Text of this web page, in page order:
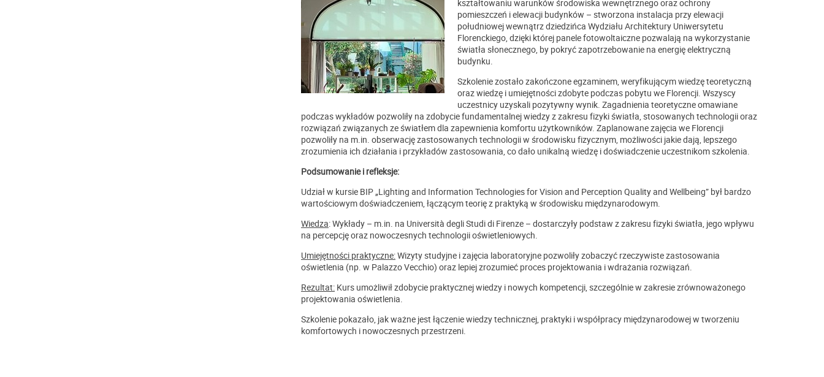
kształtowaniu warunków środowiska wewnętrznego oraz ochrony
pomieszczeń i elewacji budynków – stworzona instalacja przy elewacji
południowej wewnątrz dziedzińca Wydziału Architektury Uniwersytetu
Florenckiego, dzięki której panele fotowoltaiczne pozwalają na wykorzystanie
światła słonecznego, by pokryć zapotrzebowanie na energię elektryczną
budynku.
Szkolenie zostało zakończone egzaminem, weryfikującym wiedzę teoretyczną
oraz wiedzę i umiejętności zdobyte podczas pobytu we Florencji. Wszyscy
uczestnicy uzyskali pozytywny wynik. Zagadnienia teoretyczne omawiane
podczas wykładów pozwoliły na zdobycie fundamentalnej wiedzy z zakresu fizyki światła, stosowanych technologii oraz
rozwiązań związanych ze światłem dla zapewnienia komfortu użytkowników. Zaplanowane zajęcia we Florencji
pozwoliły na m.in. obserwację zastosowanych technologii w środowisku fizycznym, możliwości jakie dają, lepszego
zrozumienia ich działania i przykładów zastosowania, co dało unikalną wiedzę i doświadczenie uczestnikom szkolenia.
Podsumowanie i refleksje:
Udział w kursie BIP „Lighting and Information Technologies for Vision and Perception Quality and Wellbeing” był bardzo
wartościowym doświadczeniem, łączącym teorię z praktyką w środowisku międzynarodowym.
Wiedza: Wykłady – m.in. na Università degli Studi di Firenze – dostarczyły podstaw z zakresu fizyki światła, jego wpływu
na percepcję oraz nowoczesnych technologii oświetleniowych.
Umiejętności praktyczne:Wizyty studyjne i zajęcia laboratoryjne pozwoliły zobaczyć rzeczywiste zastosowania
oświetlenia (np. w Palazzo Vecchio) oraz lepiej zrozumieć proces projektowania i wdrażania rozwiązań.
Rezultat: Kurs umożliwił zdobycie praktycznej wiedzy i nowych kompetencji, szczególnie w zakresie zrównoważonego
projektowania oświetlenia.
Szkolenie pokazało, jak ważne jest łączenie wiedzy technicznej, praktyki i współpracy międzynarodowej w tworzeniu
komfortowych i nowoczesnych przestrzeni.